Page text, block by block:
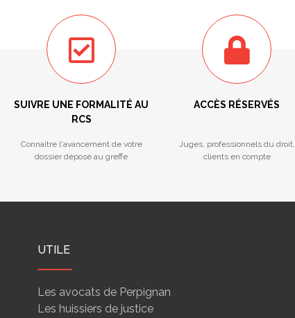
SUIVRE UNE FORMALITÉ AU
RCS
Connaitre l'avancement de votre
dossier déposé au greffe
ACCÈS RÉSERVÉS
Juges, professionnels du droit,
clients en compte
UTILE
Les avocats de Perpignan
Les huissiers de justice